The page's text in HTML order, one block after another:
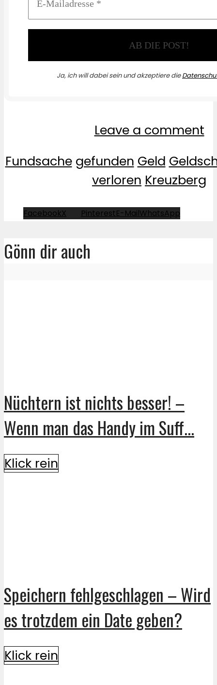
Ja, ich will dabei sein und akzeptiere die
Leave a comment
Fundsache gefunden Geld
verloren Kreuzberg
FacebookX PinterestE-MailWhatsApp
Gönn dir auch
Nüchtern ist nichts besser! –
Wenn man das Handy im Suff...
Klick rein
Speichern fehlgeschlagen – Wird
es trotzdem ein Date geben?
Klick rein